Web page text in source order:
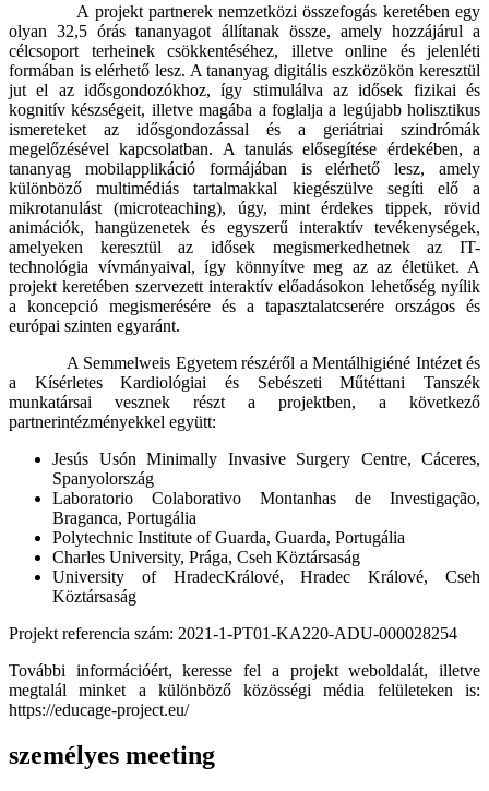
A projekt partnerek nemzetközi összefogás keretében egy
olyan 32,5 órás tananyagot állítanak össze, amely hozzájárul a
célcsoport terheinek csökkentéséhez, illetve online és jelenléti
formában is elérhető lesz. A tananyag digitális eszközökön keresztül
jut el az idősgondozókhoz, így stimulálva az idősek fizikai és
kognitív készségeit, illetve magába a foglalja a legújabb holisztikus
ismereteket az idősgondozással és a geriátriai szindrómák
megelőzésével kapcsolatban. A tanulás elősegítése érdekében, a
tananyag mobilapplikáció formájában is elérhető lesz, amely
különböző multimédiás tartalmakkal kiegészülve segíti elő a
mikrotanulást (microteaching), úgy, mint érdekes tippek, rövid
animációk, hangüzenetek és egyszerű interaktív tevékenységek,
amelyeken keresztül az idősek megismerkedhetnek az IT-
technológia vívmányaival, így könnyítve meg az az életüket. A
projekt keretében szervezett interaktív előadásokon lehetőség nyílik
a koncepció megismerésére és a tapasztalatcserére országos és
európai szinten egyaránt.
A Semmelweis Egyetem részéről a Mentálhigiéné Intézet és
a Kísérletes Kardiológiai és Sebészeti Műtéttani Tanszék
munkatársai vesznek részt a projektben, a következő
partnerintézményekkel együtt:
Jesús Usón Minimally Invasive Surgery Centre, Cáceres,
Spanyolország
Laboratorio Colaborativo Montanhas de Investigação,
Braganca, Portugália
Polytechnic Institute of Guarda, Guarda, Portugália
Charles University, Prága, Cseh Köztársaság
University of HradecKrálové, Hradec Králové, Cseh
Köztársaság
Projekt referencia szám: 2021-1-PT01-KA220-ADU-000028254
További információért, keresse fel a projekt weboldalát, illetve
megtalál minket a különböző közösségi média felületeken is:
https://educage-project.eu/
személyes meeting